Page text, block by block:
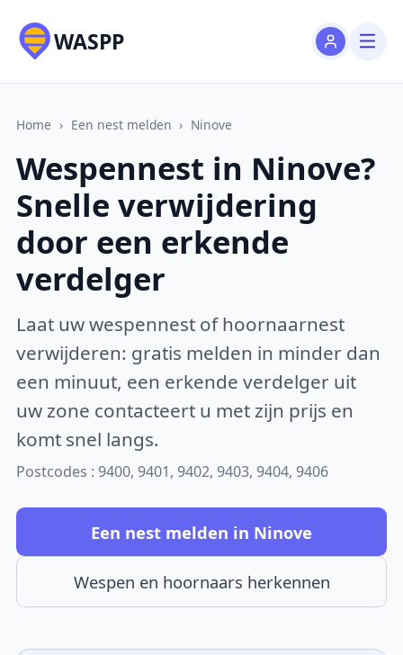
WASPP
Home › Een nest melden › Ninove
Wespennest in Ninove?
Snelle verwijdering
door een erkende
verdelger
Laat uw wespennest of hoornaarnest
verwijderen: gratis melden in minder dan
een minuut, een erkende verdelger uit
uw zone contacteert u met zijn prijs en
komt snel langs.
Postcodes : 9400, 9401, 9402, 9403, 9404, 9406
Een nest melden in Ninove
Wespen en hoornaars herkennen